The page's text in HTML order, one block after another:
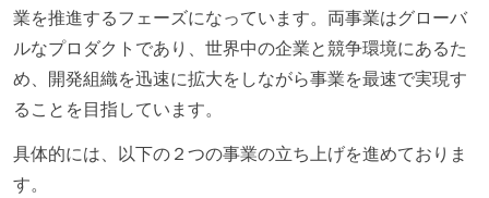
業を推進するフェーズになっています。両事業はグローバ
ルなプロダクトであり、世界中の企業と競争環境にあるた
め、開発組織を迅速に拡大をしながら事業を最速で実現す
ることを目指しています。
具体的には、以下の２つの事業の立ち上げを進めておりま
す。